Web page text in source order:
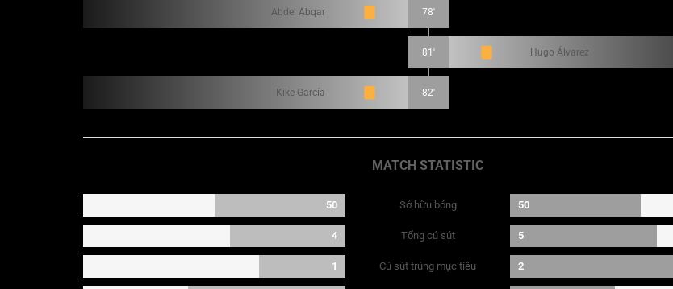
Abdel Abqar 78'
81' Hugo Álvarez
Kike García 82'
MATCH STATISTIC
50 Sở hữu bóng 50
4 Tổng cú sút 5
1 Cú sút trúng mục tiêu 2